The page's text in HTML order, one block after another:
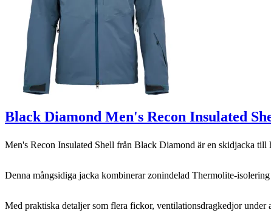
Black Diamond Men's Recon Insulated
Men's Recon Insulated Shell från Black Diamond är en skidjacka till
Denna mångsidiga jacka kombinerar zonindelad Thermolite-
Med praktiska detaljer som flera fickor, ventilationsdragkedjor